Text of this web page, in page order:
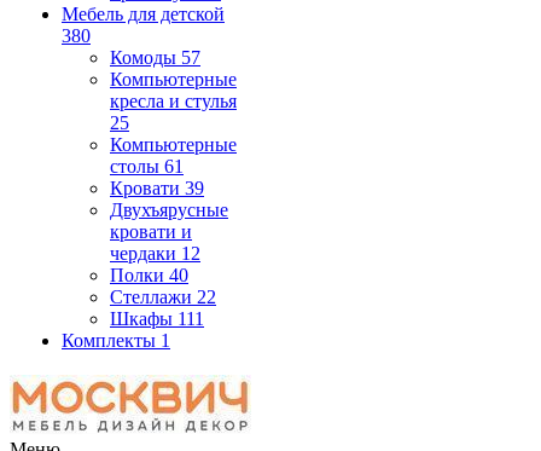
Мебель для детской
380
Комоды 57
Компьютерные
кресла и стулья
25
Компьютерные
столы 61
Кровати 39
Двухъярусные
кровати и
чердаки 12
Полки 40
Стеллажи 22
Шкафы 111
Комплекты 1